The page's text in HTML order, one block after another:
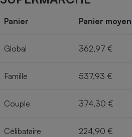
Panier Panier moyen
Global 362,97 €
Famille 537,93 €
Couple 374,30 €
Célibataire 224,90 €